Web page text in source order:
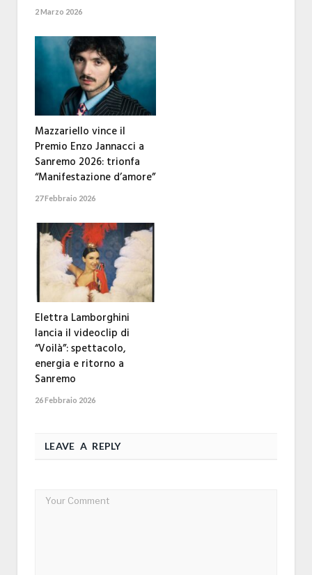
2 Marzo 2026
Mazzariello vince il
Premio Enzo Jannacci a
Sanremo 2026: trionfa
“Manifestazione d’amore”
27 Febbraio 2026
Elettra Lamborghini
lancia il videoclip di
“Voilà”: spettacolo,
energia e ritorno a
Sanremo
26 Febbraio 2026
LEAVE A REPLY